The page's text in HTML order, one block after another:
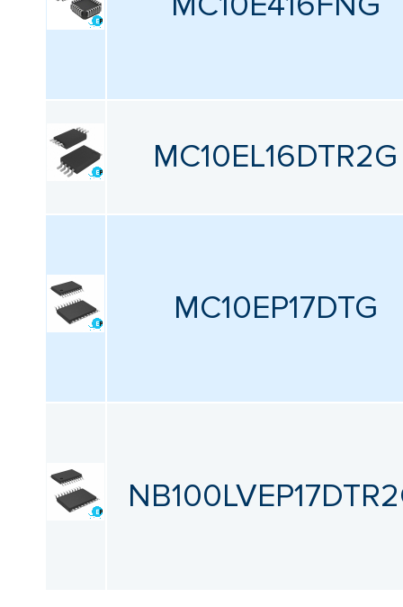
MC10EL16DTR2G
MC10EP17DTG